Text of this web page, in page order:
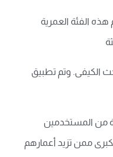
الفئة العمرية
الكيفى. وتم تطبيق
يبلغ حجمها 573 مفردة من المستخدمين
ممن تزيد أعمارهم